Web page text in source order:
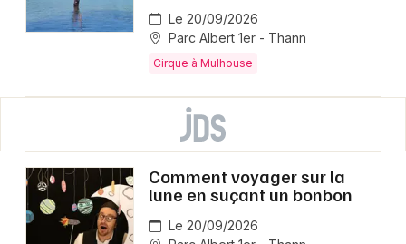
Le 20/09/2026
Parc Albert 1er - Thann
Cirque à Mulhouse
Comment voyager sur la
lune en suçant un bonbon
Le 20/09/2026